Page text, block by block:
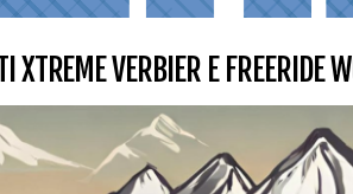
XTREME VERBIER E FREERIDE